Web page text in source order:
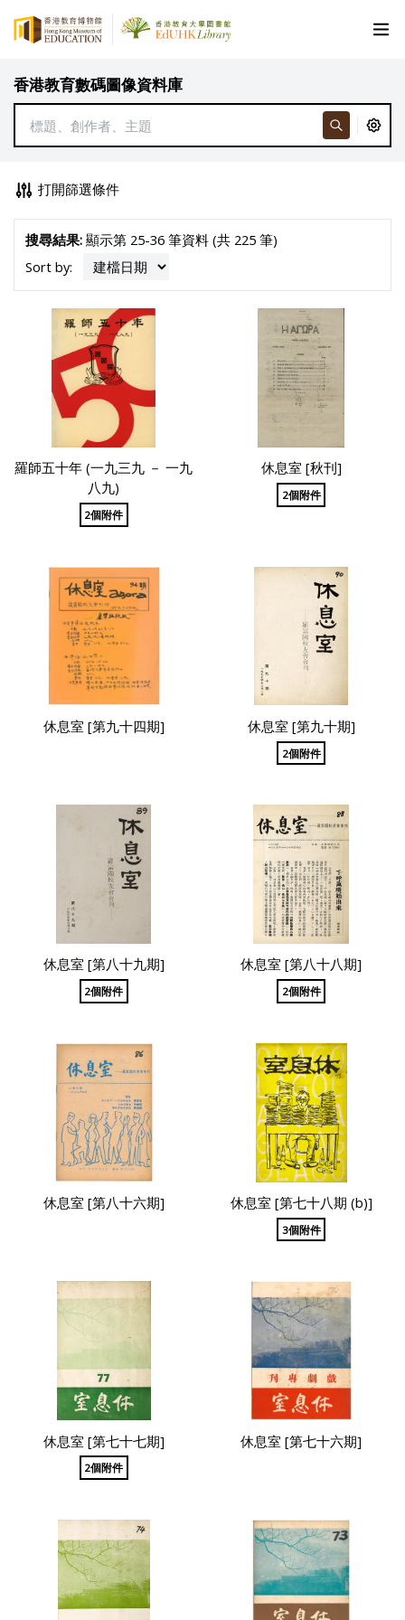
香港教育數碼圖像資料庫
打開篩選條件
搜尋結果:顯示第 25-36 筆資料 (共 225 筆)
Sort by:
羅師五十年 (一九三九 － 一九
八九)
2個附件
休息室 [秋刊]
2個附件
休息室 [第九十四期] 休息室 [第九十期]
2個附件
休息室 [第八十九期]
2個附件
休息室 [第八十八期]
2個附件
休息室 [第八十六期] 休息室 [第七十八期 (b)]
3個附件
休息室 [第七十七期]
2個附件
休息室 [第七十六期]